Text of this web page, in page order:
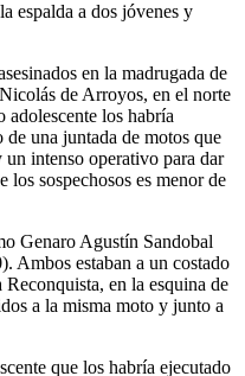
espalda a dos jóvenes y
en la madrugada de
de Arroyos, en el norte
los habría
una juntada de motos que
intenso operativo para dar
sospechosos es menor de
Genaro Agustín Sandobal
Ambos estaban a un costado
en la esquina de
a la misma moto y junto a
que los habría ejecutado